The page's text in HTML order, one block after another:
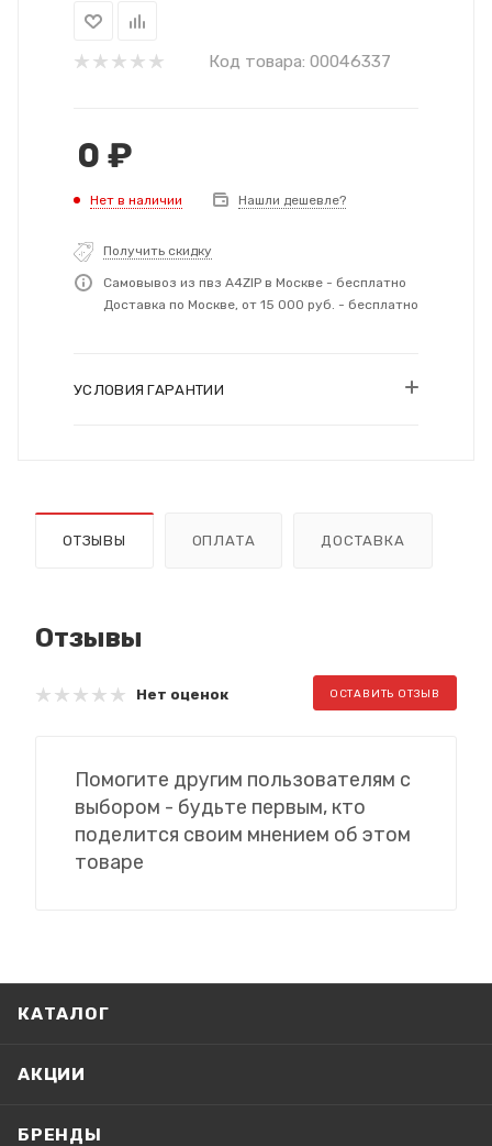
Код товара: 00046337
0 ₽
Нет в наличии Нашли дешевле?
Получить скидку
Самовывоз из пвз A4ZIP в Москве - бесплатно
Доставка по Москве, от 15 000 руб. - бесплатно
УСЛОВИЯ ГАРАНТИИ
ОТЗЫВЫ ОПЛАТА ДОСТАВКА
Отзывы
Нет оценок ОСТАВИТЬ ОТЗЫВ
Помогите другим пользователям с
выбором - будьте первым, кто
поделится своим мнением об этом
товаре
КАТАЛОГ
АКЦИИ
БРЕНДЫ